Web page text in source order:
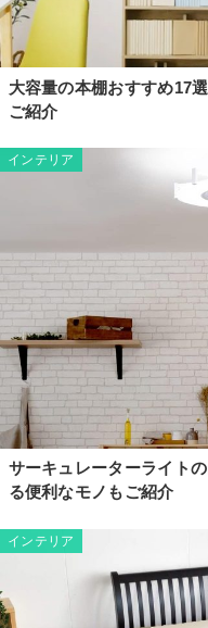
大容量の本棚おすすめ17
ご紹介
インテリア
サーキュレーターライト
る便利なモノもご紹介
インテリア